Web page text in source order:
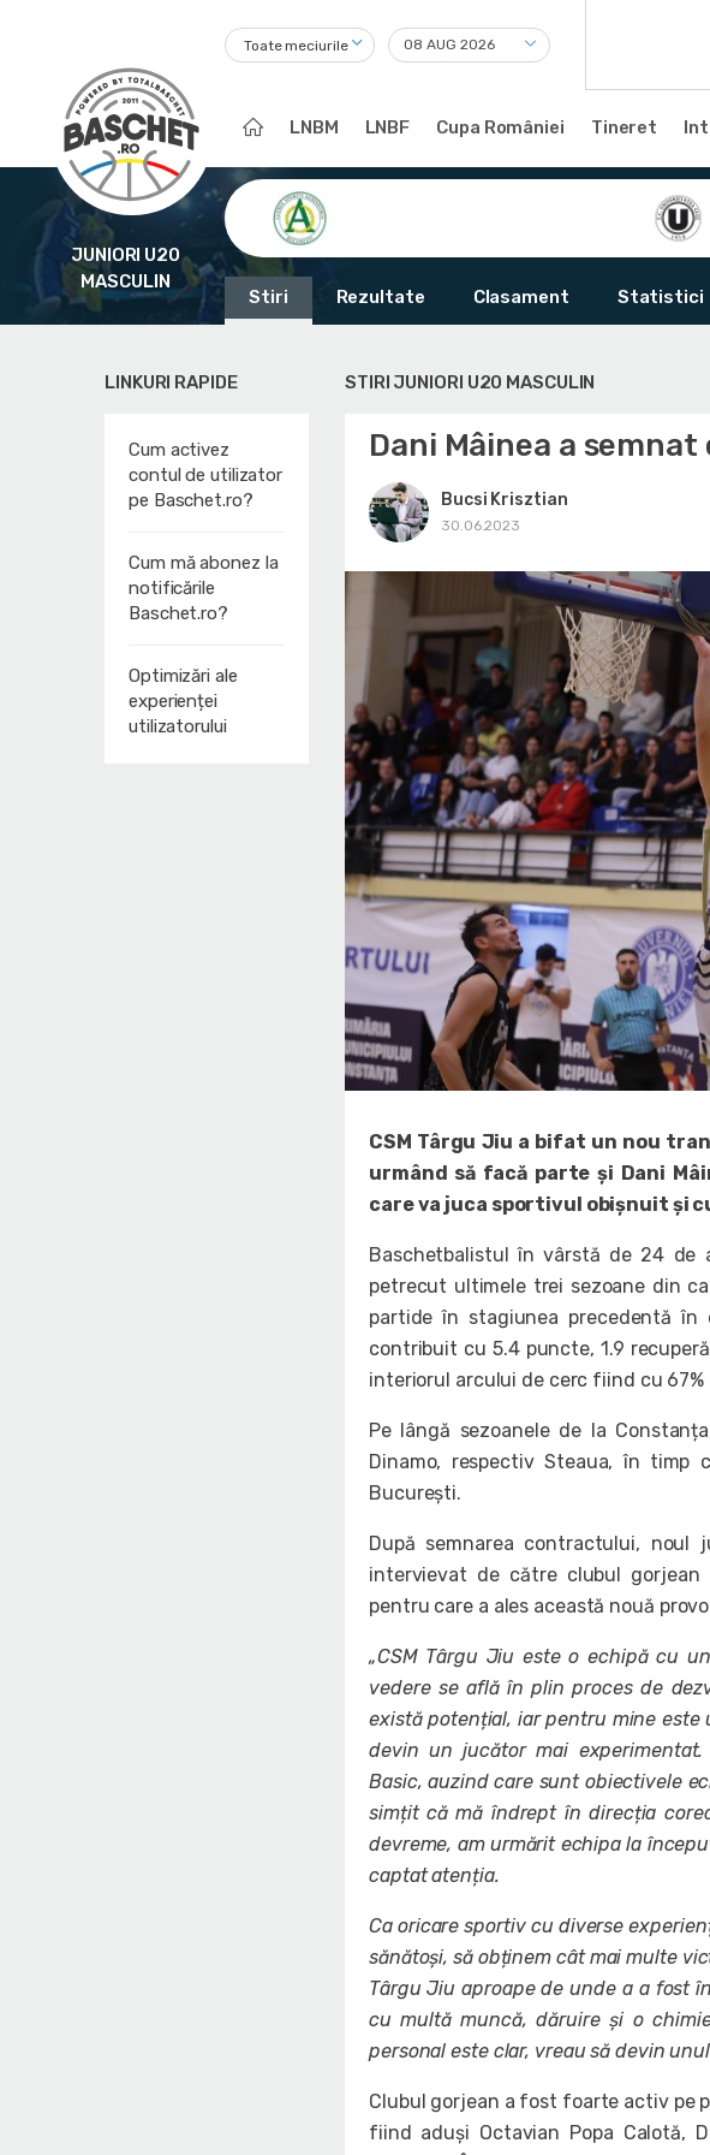
Toate meciurile
LNBM LNBF Cupa României Tineret
JUNIORI U20
MASCULIN
Stiri Rezultate Clasament Statistici
LINKURI RAPIDE
Cum activez
contul de utilizator
pe Baschet.ro?
Cum mă abonez la
notificările
Baschet.ro?
Optimizări ale
experienței
utilizatorului
STIRI JUNIORI U20 MASCULIN
Dani Mâinea a semnat
Bucsi Krisztian
30.06.2023
CSM Târgu Jiu a bifat un nou
urmând să facă parte și Dani
care va juca sportivul obișnuit și
Baschetbalistul în vârstă de 24 de
petrecut ultimele trei sezoane din
partide în stagiunea precedentă în
contribuit cu 5.4 puncte, 1.9
interiorul arcului de cerc fiind cu 67%
Pe lângă sezoanele de la
Dinamo, respectiv Steaua, în
București.
După semnarea contractului,
intervievat de către clubul
pentru care a ales această nouă
„CSM Târgu Jiu este o echipă cu
vedere se află în plin proces de
există potențial, iar pentru mine
devin un jucător mai
Basic, auzind care sunt obiectivele
simțit că mă îndrept în direcția
devreme, am urmărit echipa la
captat atenția.
Ca oricare sportiv cu diverse
sănătoși, să obținem cât mai multe
Târgu Jiu aproape de unde a a fost
cu multă muncă, dăruire și o
personal este clar, vreau să devin
Clubul gorjean a fost foarte activ pe
fiind aduși Octavian Popa Calotă,